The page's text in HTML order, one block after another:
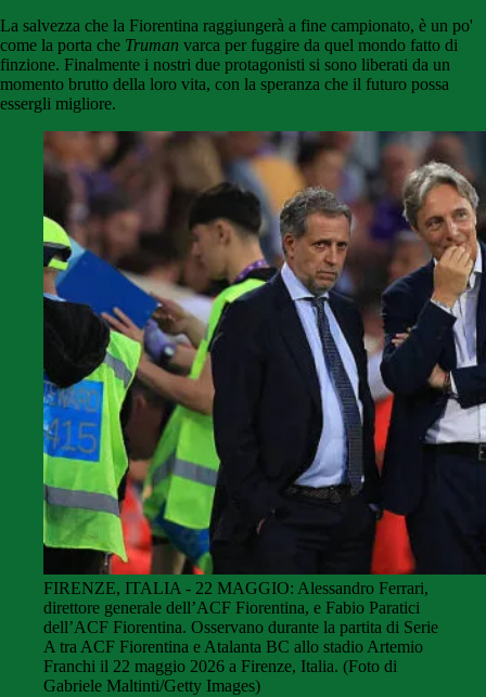
La salvezza che la Fiorentina raggiungerà a fine campionato, è un po'
come la porta che Truman varca per fuggire da quel mondo fatto di
finzione. Finalmente i nostri due protagonisti si sono liberati da un
momento brutto della loro vita, con la speranza che il futuro possa
essergli migliore.
FIRENZE, ITALIA - 22 MAGGIO: Alessandro Ferrari,
direttore generale dell’ACF Fiorentina, e Fabio Paratici
dell’ACF Fiorentina. Osservano durante la partita di Serie
A tra ACF Fiorentina e Atalanta BC allo stadio Artemio
Franchi il 22 maggio 2026 a Firenze, Italia. (Foto di
Gabriele Maltinti/Getty Images)